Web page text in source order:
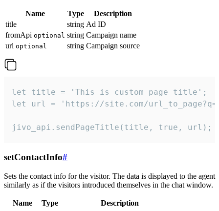
Name Type
Description
title
string Ad ID
fromApi optional string Campaign name
url optional string Campaign source
let title = 'This is custom page title';
let url = 'https://site.com/
jivo_api.sendPageTitle(title, true, url);
setContactInfo#
Sets the contact info for the visitor. The data is displayed to the agent
similarly as if the visitors introduced themselves in the chat window.
Name Type
Description